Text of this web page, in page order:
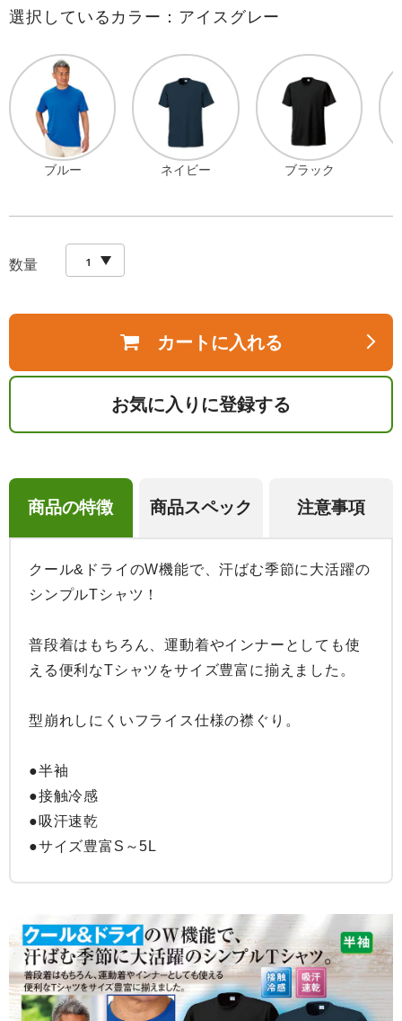
選択しているカラー：アイスグレー
ブルー ネイビー ブラック
数量
カートに入れる
お気に入りに登録する
商品の特徴 商品スペック 注意事項
クール&ドライのW機能で、汗ばむ季節に大活躍の
シンプルTシャツ！
普段着はもちろん、運動着やインナーとしても使
える便利なTシャツをサイズ豊富に揃えました。
型崩れしにくいフライス仕様の襟ぐり。
●半袖
●接触冷感
●吸汗速乾
●サイズ豊富S～5L